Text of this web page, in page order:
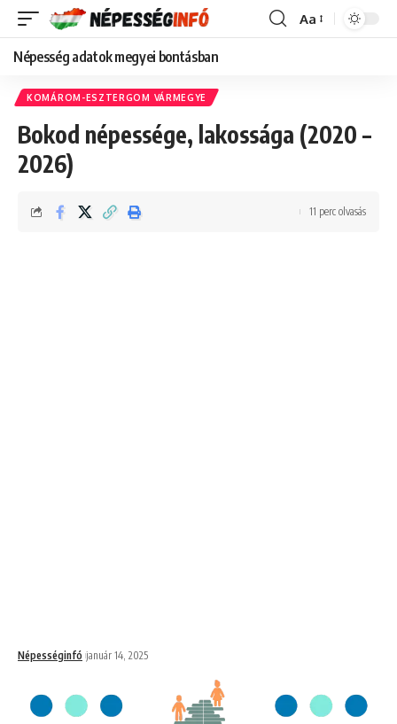
Font
Aa
Népesség adatok megyei bontásban
KOMÁROM-ESZTERGOM VÁRMEGYE
Bokod népessége, lakossága (2020 –
2026)
Népességinfó január 14, 2025
11 perc olvasás